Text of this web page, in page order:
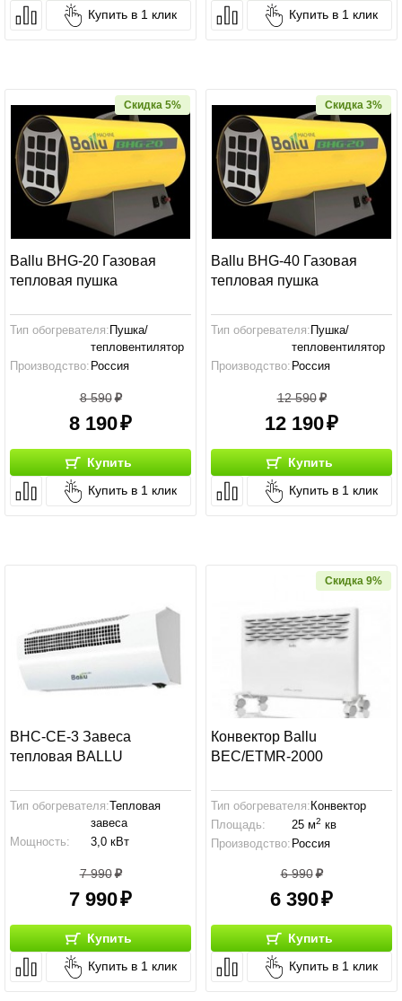
Купить в 1 клик
Купить в 1 клик
Скидка 5%
Ballu BHG-20 Газовая
тепловая пушка
Тип обогревателя: Пушка/
тепловентилятор
Производство: Россия
8 590
8 190
Купить
Купить в 1 клик
Скидка 3%
Ballu BHG-40 Газовая
тепловая пушка
Тип обогревателя: Пушка/
тепловентилятор
Производство: Россия
12 590
12 190
Купить
Купить в 1 клик
BHC-CE-3 Завеса
тепловая BALLU
Тип обогревателя:Тепловая
завеса
Мощность:
3,0 кВт
7 990
7 990
Купить
Купить в 1 клик
Скидка 9%
Конвектор Ballu
BEC/ETMR-2000
Тип обогревателя: Конвектор
Площадь:
25 м2 кв
Производство: Россия
6 990
6 390
Купить
Купить в 1 клик